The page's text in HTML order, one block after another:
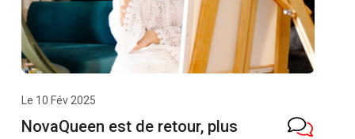
Le 10 Fév 2025
NovaQueen est de retour, plus